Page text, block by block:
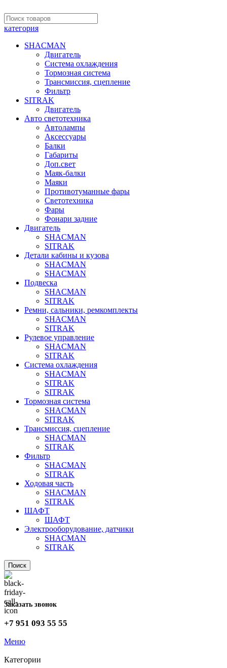
категория
SHACMAN
Двигатель
Система охлаждения
Тормозная система
Трансмиссия, сцепление
Фильтр
SITRAK
Двигатель
Авто светотехника
Автолампы
Аксессуары
Балки
Габариты
Доп.свет
Маяк-балки
Маяки
Противотуманные фары
Светотехника
Фары
Фонари задние
Двигатель
SHACMAN
SITRAK
Детали кабины и кузова
SHACMAN
SHACMAN
Подвеска
SHACMAN
SITRAK
Ремни, сальники, ремкомплекты
SHACMAN
SITRAK
Рулевое управление
SHACMAN
SITRAK
Система охлаждения
SHACMAN
SITRAK
SITRAK
Тормозная система
SHACMAN
SITRAK
Трансмиссия, сцепление
SHACMAN
SITRAK
Фильтр
SHACMAN
SITRAK
Ходовая часть
SHACMAN
SITRAK
ШАФТ
ШАФТ
Электрооборудование, датчики
SHACMAN
SITRAK
Поиск
Заказать звонок
+7 951 093 55 55
Меню
Категории